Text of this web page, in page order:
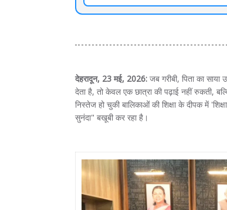
देहरादून, 23 मई, 2026:जब गरीबी, पिता का
देता है, तो केवल एक छात्रा की पढ़ाई नहीं रुकती,
निस्तेज हो चुकी बालिकाओं की शिक्षा के दीपक में
सुनंदा" बखूबी कर रहा है।